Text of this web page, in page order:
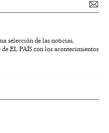
selección de las noticias,
EL PAÍS con los acontecimientos